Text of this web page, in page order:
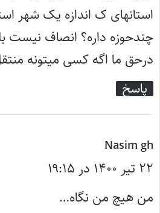
استانهای ک اندازه یک شهر
چندحوزه داره؟ انصاف نیست
درحق ما اگه کسی میتونه
پاسخ
Nasim gh
ف
ت
۲۲ تیر ۱۴۰۰ در ۱۹:۱۵
من هیچ من نگاه…